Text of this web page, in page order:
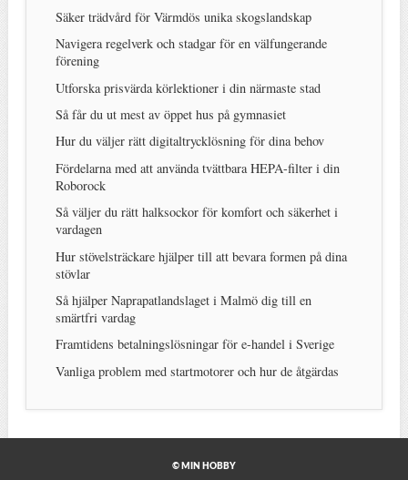
Säker trädvård för Värmdös unika skogslandskap
Navigera regelverk och stadgar för en välfungerande
förening
Utforska prisvärda körlektioner i din närmaste stad
Så får du ut mest av öppet hus på gymnasiet
Hur du väljer rätt digitaltrycklösning för dina behov
Fördelarna med att använda tvättbara HEPA-filter i din
Roborock
Så väljer du rätt halksockor för komfort och säkerhet i
vardagen
Hur stövelsträckare hjälper till att bevara formen på dina
stövlar
Så hjälper Naprapatlandslaget i Malmö dig till en
smärtfri vardag
Framtidens betalningslösningar för e-handel i Sverige
Vanliga problem med startmotorer och hur de åtgärdas
© MIN HOBBY